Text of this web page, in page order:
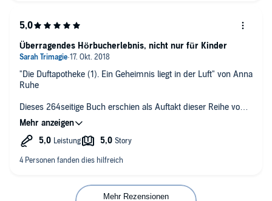
"Die Duftapotheke (1). Ein Geheimnis liegt in der Luft" von Anna
Ruhe
Dieses 264seitige Buch erschien als Auftakt dieser Reihe von
Anna Ruhe am 19.01.2018 im Arena Verlag.
Das Cover war mein Eyecatcher für dieses Buch, überzeugt es
lieben Bloggerkollegin über die illustrierte Innenansicht. Das
Hinweisen, die ich erst jetzt nach dem Lesen/Hören erkenne,
den Inhalt dieses absolut empfehlenswerten Jugendbuches.
Überragendes Hörbucherlebnis, nicht nur für Kinder
Mehr Rezensionen